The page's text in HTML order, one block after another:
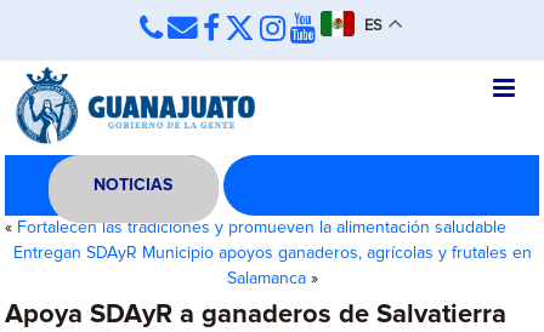
ES
NOTICIAS
« Fortalecen las tradiciones y promueven la alimentación saludable
Entregan SDAyR Municipio apoyos ganaderos, agrícolas y frutales en
Salamanca»
Apoya SDAyR a ganaderos de Salvatierra